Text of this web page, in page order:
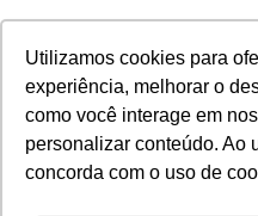
Utilizamos cookies para
experiência, melhorar o
como você interage em
personalizar conteúdo. Ao
concorda com o uso de